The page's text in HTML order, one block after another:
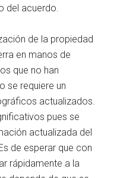
del acuerdo.
de la propiedad
en manos de
que no han
se requiere un
actualizados.
pues se
actualizada del
de esperar que con
rápidamente a la